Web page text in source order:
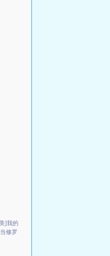
]我的
修罗